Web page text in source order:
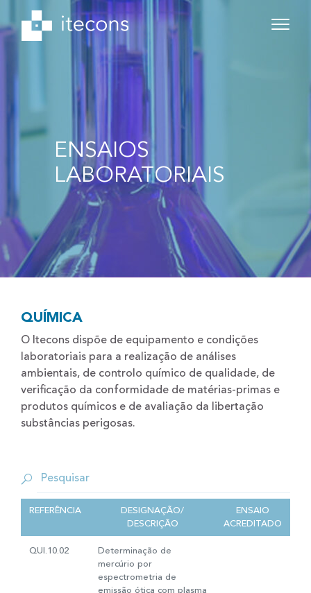
ENSAIOS
LABORATORIAIS
QUÍMICA
O Itecons dispõe de equipamento e condições
laboratoriais para a realização de análises
ambientais, de controlo químico de qualidade, de
verificação da conformidade de matérias-primas e
produtos químicos e de avaliação da libertação
substâncias perigosas.
REFERÊNCIA
DESIGNAÇÃO/
DESCRIÇÃO
ENSAIO
ACREDITADO
QUI.10.02
Determinação de
mercúrio por
espectrometria de
emissão ótica com plasma